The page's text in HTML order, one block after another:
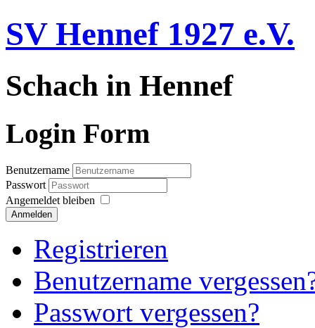
SV Hennef 1927 e.V.
Schach in Hennef
Login Form
Benutzername
Passwort
Angemeldet bleiben
Anmelden
Registrieren
Benutzername
Passwort vergessen?